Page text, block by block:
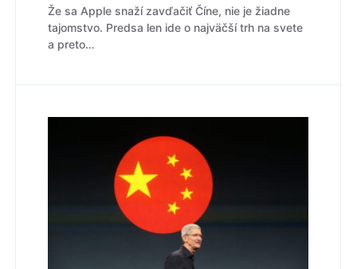
Že sa Apple snaží zavďačiť Číne, nie je žiadne
tajomstvo. Predsa len ide o najväčší trh na svete
a preto…